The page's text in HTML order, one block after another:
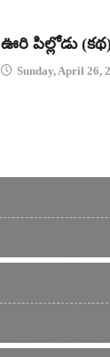
ఊరి పిల్లోడు
Sunday, April 26,